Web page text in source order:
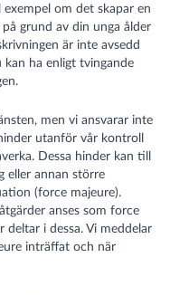
om det skapar en
grund av din unga ålder
är inte avsedd
ha enligt tvingande
men vi ansvarar inte
utanför vår kontroll
Dessa hinder kan till
eller annan större
(force majeure).
anses som force
deltar i dessa. Vi meddelar
inträffat och när